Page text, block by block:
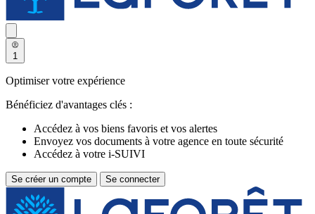
1
Optimiser votre expérience
Bénéficiez d'avantages clés :
Accédez à vos biens favoris et vos alertes
Envoyez vos documents à votre agence en toute sécurité
Accédez à votre i-SUIVI
Se créer un compte Se connecter